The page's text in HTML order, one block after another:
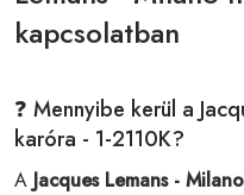
kapcsolatban
❓ Mennyibe kerül a
karóra - 1-2110K?
A Jacques Lemans -